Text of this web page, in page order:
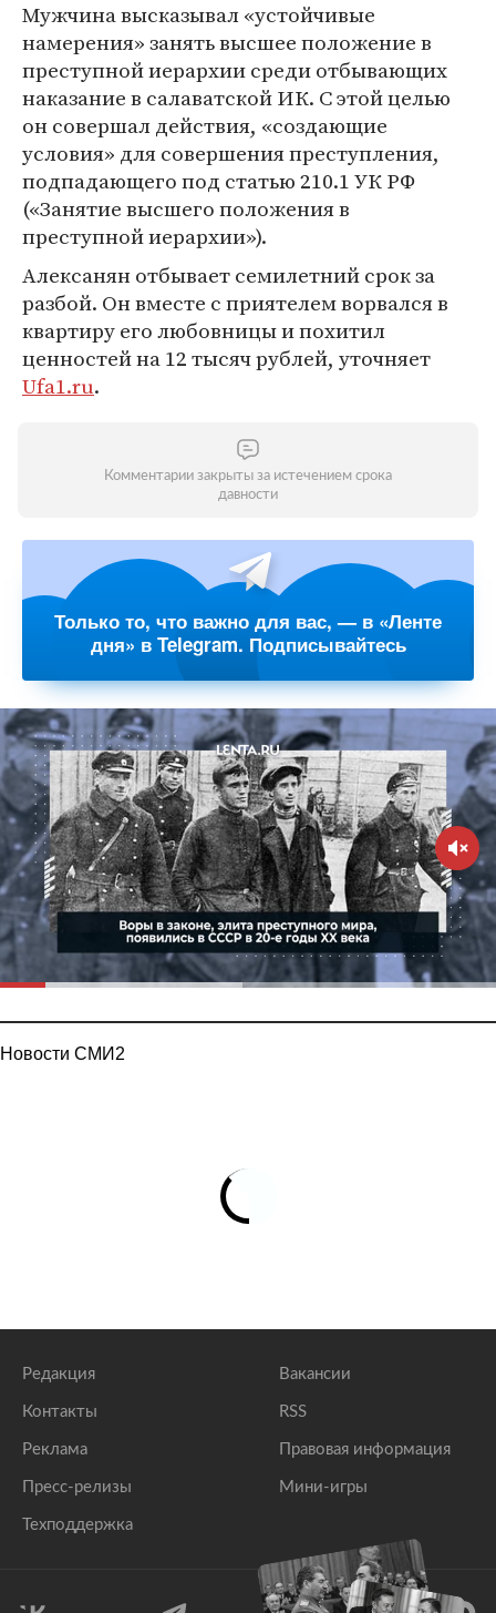
Мужчина высказывал «устойчивые
намерения» занять высшее положение в
преступной иерархии среди отбывающих
наказание в салаватской ИК. С этой целью
он совершал действия, «создающие
условия» для совершения преступления,
подпадающего под статью 210.1 УК РФ
(«Занятие высшего положения в
преступной иерархии»).
Алексанян отбывает семилетний срок за
разбой. Он вместе с приятелем ворвался в
квартиру его любовницы и похитил
ценностей на 12 тысяч рублей, уточняет
Ufa1.ru.
Комментарии закрыты за истечением срока
давности
Только то, что важно для вас, — в «Ленте
дня» в Telegram. Подписывайтесь
Новости СМИ2
Редакция
Контакты
Реклама
Пресс-релизы
Техподдержка
Вакансии
RSS
Правовая информация
Мини-игры